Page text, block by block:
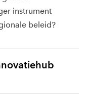
instrument
beleid?